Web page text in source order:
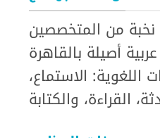
من المتخصصين
اللغوية: الاستماع،